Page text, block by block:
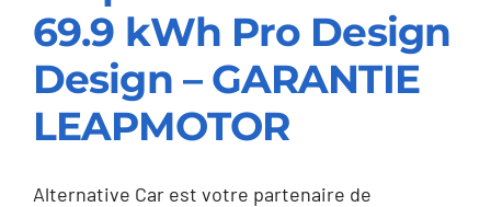
Leapmotor C10 C10
69.9 kWh Pro Design
Design – GARANTIE
69.9 kWh Pro Design
Design – GARANTIE
LEAPMOTOR
Alternative Car est votre partenaire de